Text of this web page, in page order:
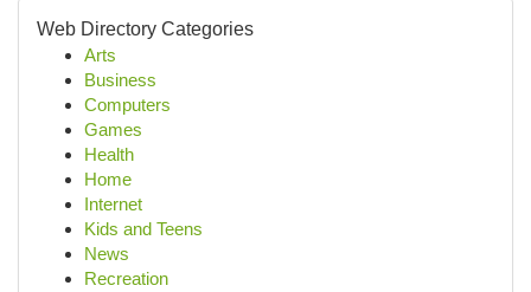
Web Directory Categories
Arts
Business
Computers
Games
Health
Home
Internet
Kids and Teens
News
Recreation